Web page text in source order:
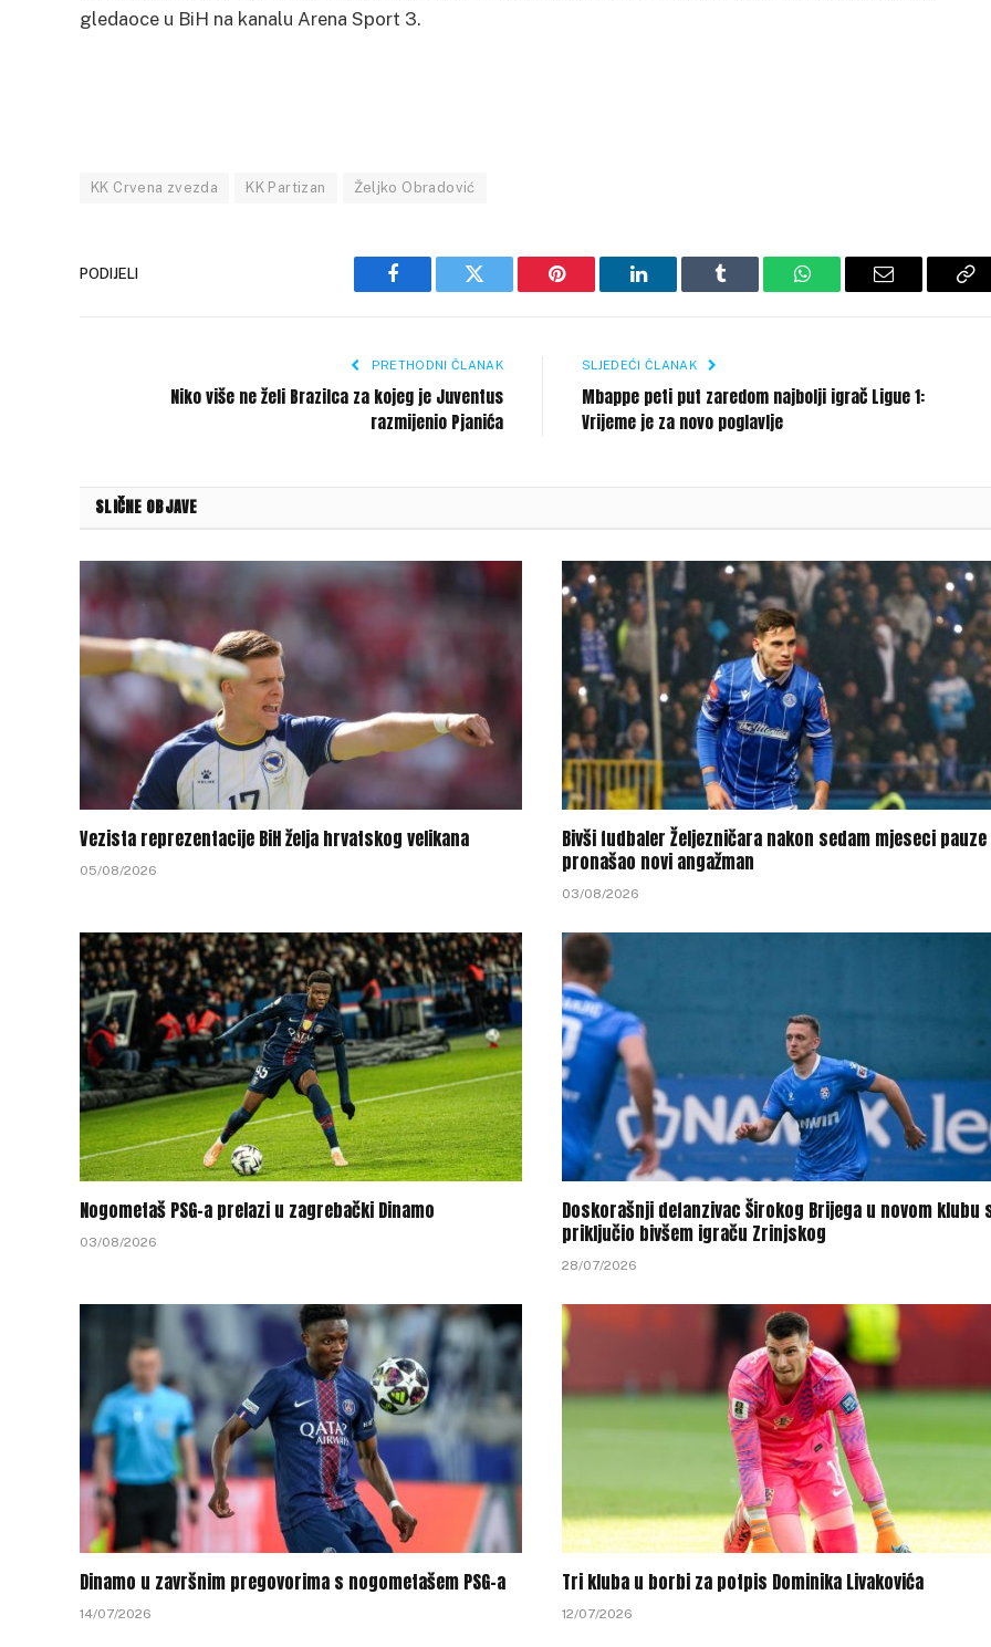
gledaoce u BiH na kanalu Arena Sport 3.
KK Crvena zvezda KK Partizan Željko Obradović
PODIJELI
Facebook Twitter Pinterest LinkedIn Tumblr WhatsAppEmail
PRETHODNI ČLANAK
Niko više ne želi Brazilca za kojeg je Juventus
razmijenio Pjanića
SLJEDEĆI ČLANAK
Mbappe peti put zaredom najbolji igrač Ligue 1:
Vrijeme je za novo poglavlje
SLIČNE OBJAVE
Vezista reprezentacije BiH želja hrvatskog velikana
05/08/2026
Bivši fudbaler Željezničara nakon sedam mjeseci pauze
pronašao novi angažman
03/08/2026
Nogometaš PSG-a prelazi u zagrebački Dinamo
03/08/2026
Doskorašnji defanzivac Širokog Brijega u novom klubu
priključio bivšem igraču Zrinjskog
28/07/2026
Dinamo u završnim pregovorima s nogometašem PSG-a
14/07/2026
Tri kluba u borbi za potpis Dominika Livakovića
12/07/2026